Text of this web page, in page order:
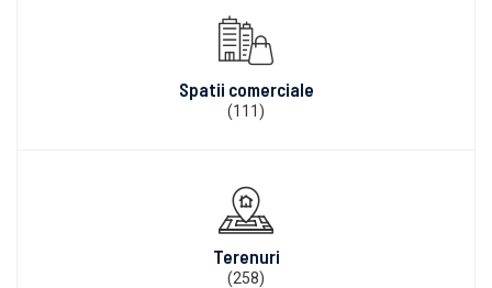
Spatii comerciale
(111)
Terenuri
(258)